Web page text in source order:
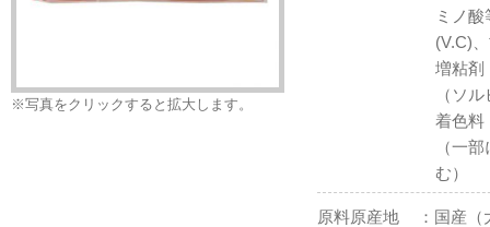
※写真をクリックすると拡大します。
ミノ
(V.C)
増粘剤
（ソ
着色料
（一
原料原産地
国産（